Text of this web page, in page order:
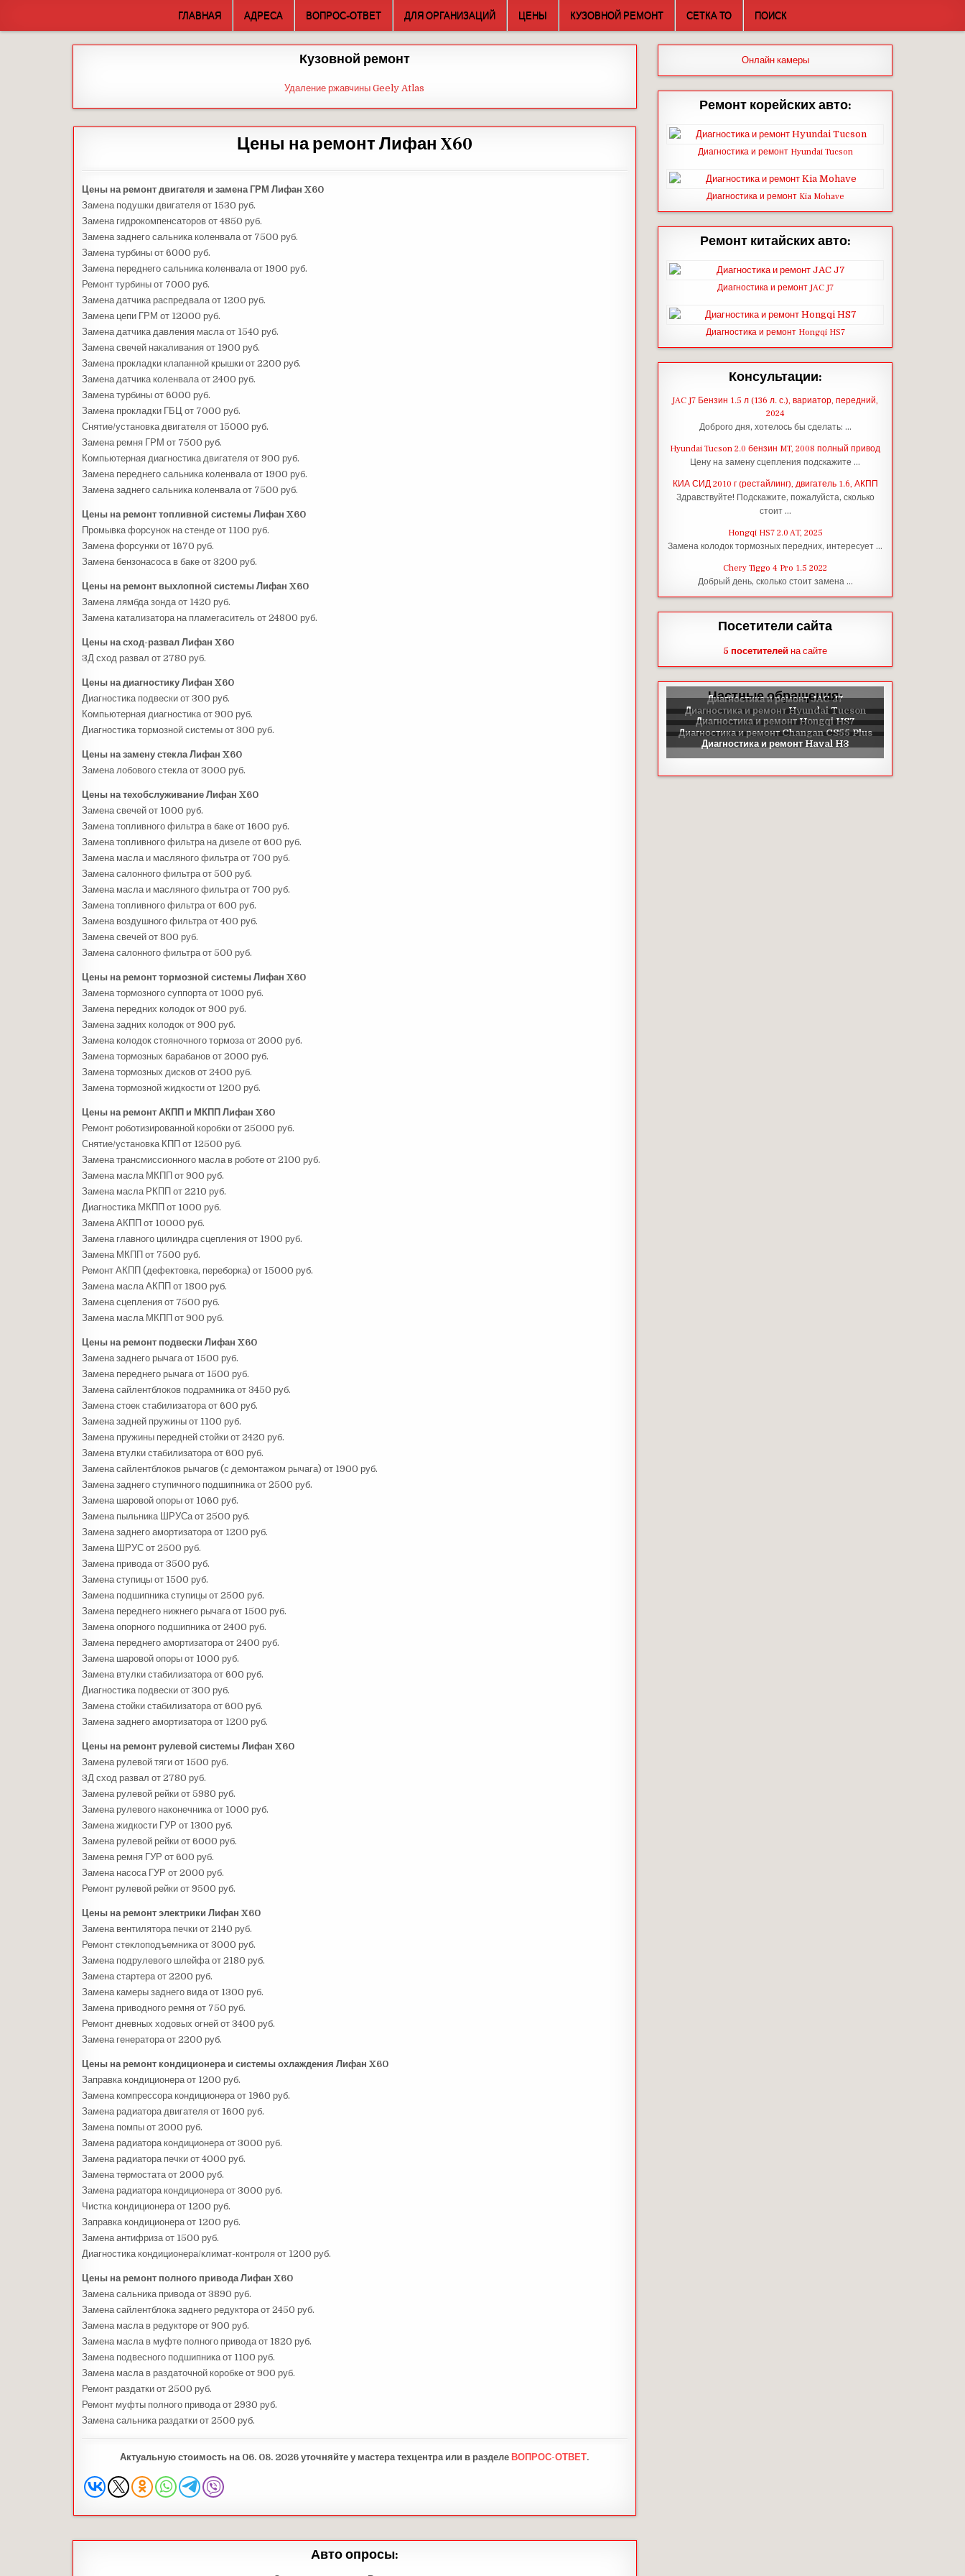
content
ГЛАВНАЯ АДРЕСА ВОПРОС-ОТВЕТ ДЛЯ ОРГАНИЗАЦИЙ ЦЕНЫ КУЗОВНОЙ РЕМОНТ СЕТКА ТО ПОИСК
Кузовной ремонт
Удаление ржавчины Geely Atlas
Цены на ремонт Лифан X60
Цены на ремонт двигателя и замена ГРМ Лифан X60
Замена подушки двигателя от 1530 руб.
Замена гидрокомпенсаторов от 4850 руб.
Замена заднего сальника коленвала от 7500 руб.
Замена турбины от 6000 руб.
Замена переднего сальника коленвала от 1900 руб.
Ремонт турбины от 7000 руб.
Замена датчика распредвала от 1200 руб.
Замена цепи ГРМ от 12000 руб.
Замена датчика давления масла от 1540 руб.
Замена свечей накаливания от 1900 руб.
Замена прокладки клапанной крышки от 2200 руб.
Замена датчика коленвала от 2400 руб.
Замена турбины от 6000 руб.
Замена прокладки ГБЦ от 7000 руб.
Снятие/установка двигателя от 15000 руб.
Замена ремня ГРМ от 7500 руб.
Компьютерная диагностика двигателя от 900 руб.
Замена переднего сальника коленвала от 1900 руб.
Замена заднего сальника коленвала от 7500 руб.
Цены на ремонт топливной системы Лифан X60
Промывка форсунок на стенде от 1100 руб.
Замена форсунки от 1670 руб.
Замена бензонасоса в баке от 3200 руб.
Цены на ремонт выхлопной системы Лифан X60
Замена лямбда зонда от 1420 руб.
Замена катализатора на пламегаситель от 24800 руб.
Цены на сход-развал Лифан X60
3Д сход развал от 2780 руб.
Цены на диагностику Лифан X60
Диагностика подвески от 300 руб.
Компьютерная диагностика от 900 руб.
Диагностика тормозной системы от 300 руб.
Цены на замену стекла Лифан X60
Замена лобового стекла от 3000 руб.
Цены на техобслуживание Лифан X60
Замена свечей от 1000 руб.
Замена топливного фильтра в баке от 1600 руб.
Замена топливного фильтра на дизеле от 600 руб.
Замена масла и масляного фильтра от 700 руб.
Замена салонного фильтра от 500 руб.
Замена масла и масляного фильтра от 700 руб.
Замена топливного фильтра от 600 руб.
Замена воздушного фильтра от 400 руб.
Замена свечей от 800 руб.
Замена салонного фильтра от 500 руб.
Цены на ремонт тормозной системы Лифан X60
Замена тормозного суппорта от 1000 руб.
Замена передних колодок от 900 руб.
Замена задних колодок от 900 руб.
Замена колодок стояночного тормоза от 2000 руб.
Замена тормозных барабанов от 2000 руб.
Замена тормозных дисков от 2400 руб.
Замена тормозной жидкости от 1200 руб.
Цены на ремонт АКПП и МКПП Лифан X60
Ремонт роботизированной коробки от 25000 руб.
Снятие/установка КПП от 12500 руб.
Замена трансмиссионного масла в роботе от 2100 руб.
Замена масла МКПП от 900 руб.
Замена масла РКПП от 2210 руб.
Диагностика МКПП от 1000 руб.
Замена АКПП от 10000 руб.
Замена главного цилиндра сцепления от 1900 руб.
Замена МКПП от 7500 руб.
Ремонт АКПП (дефектовка, переборка) от 15000 руб.
Замена масла АКПП от 1800 руб.
Замена сцепления от 7500 руб.
Замена масла МКПП от 900 руб.
Цены на ремонт подвески Лифан X60
Замена заднего рычага от 1500 руб.
Замена переднего рычага от 1500 руб.
Замена сайлентблоков подрамника от 3450 руб.
Замена стоек стабилизатора от 600 руб.
Замена задней пружины от 1100 руб.
Замена пружины передней стойки от 2420 руб.
Замена втулки стабилизатора от 600 руб.
Замена сайлентблоков рычагов (с демонтажом рычага) от 1900 руб.
Замена заднего ступичного подшипника от 2500 руб.
Замена шаровой опоры от 1060 руб.
Замена пыльника ШРУСа от 2500 руб.
Замена заднего амортизатора от 1200 руб.
Замена ШРУС от 2500 руб.
Замена привода от 3500 руб.
Замена ступицы от 1500 руб.
Замена подшипника ступицы от 2500 руб.
Замена переднего нижнего рычага от 1500 руб.
Замена опорного подшипника от 2400 руб.
Замена переднего амортизатора от 2400 руб.
Замена шаровой опоры от 1000 руб.
Замена втулки стабилизатора от 600 руб.
Диагностика подвески от 300 руб.
Замена стойки стабилизатора от 600 руб.
Замена заднего амортизатора от 1200 руб.
Цены на ремонт рулевой системы Лифан X60
Замена рулевой тяги от 1500 руб.
3Д сход развал от 2780 руб.
Замена рулевой рейки от 5980 руб.
Замена рулевого наконечника от 1000 руб.
Замена жидкости ГУР от 1300 руб.
Замена рулевой рейки от 6000 руб.
Замена ремня ГУР от 600 руб.
Замена насоса ГУР от 2000 руб.
Ремонт рулевой рейки от 9500 руб.
Цены на ремонт электрики Лифан X60
Замена вентилятора печки от 2140 руб.
Ремонт стеклоподъемника от 3000 руб.
Замена подрулевого шлейфа от 2180 руб.
Замена стартера от 2200 руб.
Замена камеры заднего вида от 1300 руб.
Замена приводного ремня от 750 руб.
Ремонт дневных ходовых огней от 3400 руб.
Замена генератора от 2200 руб.
Цены на ремонт кондиционера и системы охлаждения Лифан X60
Заправка кондиционера от 1200 руб.
Замена компрессора кондиционера от 1960 руб.
Замена радиатора двигателя от 1600 руб.
Замена помпы от 2000 руб.
Замена радиатора кондиционера от 3000 руб.
Замена радиатора печки от 4000 руб.
Замена термостата от 2000 руб.
Замена радиатора кондиционера от 3000 руб.
Чистка кондиционера от 1200 руб.
Заправка кондиционера от 1200 руб.
Замена антифриза от 1500 руб.
Диагностика кондиционера/климат-контроля от 1200 руб.
Цены на ремонт полного привода Лифан X60
Замена сальника привода от 3890 руб.
Замена сайлентблока заднего редуктора от 2450 руб.
Замена масла в редукторе от 900 руб.
Замена масла в муфте полного привода от 1820 руб.
Замена подвесного подшипника от 1100 руб.
Замена масла в раздаточной коробке от 900 руб.
Ремонт раздатки от 2500 руб.
Ремонт муфты полного привода от 2930 руб.
Замена сальника раздатки от 2500 руб.
Актуальную стоимость на 06. 08. 2026 уточняйте у мастера техцентра или в разделе ВОПРОС-ОТВЕТ.
Авто опросы:
Онлайн камеры
Ремонт корейских авто:
Диагностика и ремонт Hyundai Tucson
Диагностика и ремонт Kia Mohave
Ремонт китайских авто:
Диагностика и ремонт JAC J7
Диагностика и ремонт Hongqi HS7
Консультации:
JAC J7 Бензин 1.5 л (136 л. с.), вариатор, передний,
2024
Доброго дня, хотелось бы сделать: …
Hyundai Tucson 2.0 бензин MT, 2008 полный привод
Цену на замену сцепления подскажите …
КИА СИД 2010 г (рестайлинг), двигатель 1.6, АКПП
Здравствуйте! Подскажите, пожалуйста, сколько
стоит …
Hongqi HS7 2.0 AT, 2025
Замена колодок тормозных передних, интересует …
Chery Tiggo 4 Pro 1.5 2022
Добрый день, сколько стоит замена …
Посетители сайта
5 посетителей на сайте
Частные обращения: